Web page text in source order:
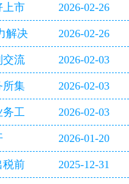
上市 2026-02-26
解决 2026-02-26
交流 2026-02-03
所集 2026-02-03
务工 2026-02-03
2026-01-20
税前 2025-12-31